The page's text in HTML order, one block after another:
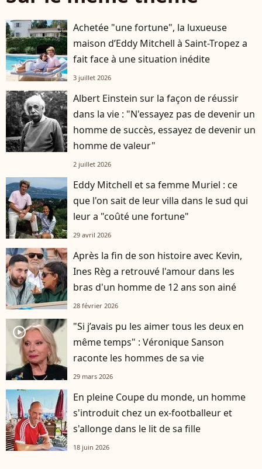
Achetée "une fortune", la luxueuse
maison d’Eddy Mitchell à Saint-Tropez a
fait face à une situation inédite
3 juillet 2026
Albert Einstein sur la façon de réussir
dans la vie : "N'essayez pas de devenir un
homme de succès, essayez de devenir un
homme de valeur"
2 juillet 2026
Eddy Mitchell et sa femme Muriel : ce
que l'on sait de leur villa dans le sud qui
leur a "coûté une fortune"
29 avril 2026
Après la fin de son histoire avec Kevin,
Ines Règ a retrouvé l'amour dans les
bras d'un homme de 12 ans son ainé
28 février 2026
player2
"Si j’avais pu les aimer tous les deux en
même temps" : Véronique Sanson
raconte les hommes de sa vie
29 mars 2026
En pleine Coupe du monde, un homme
s'introduit chez un ex-footballeur et
s'allonge dans le lit de sa fille
18 juin 2026